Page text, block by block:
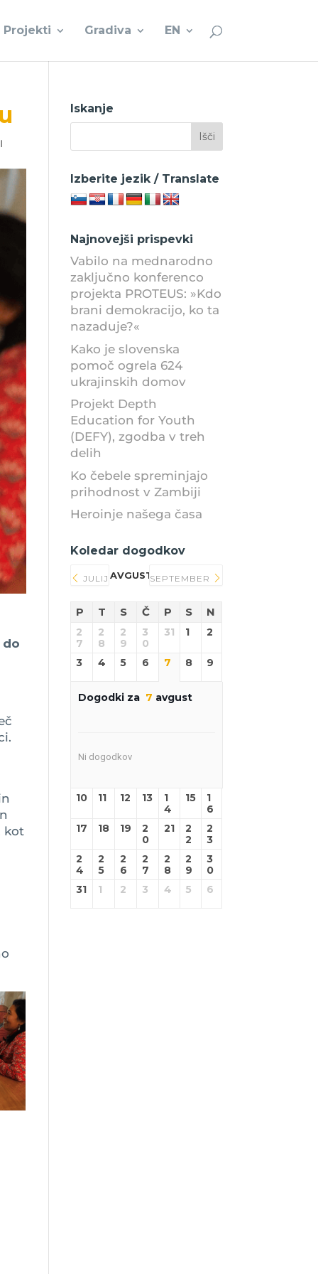
Projekti Gradiva EN
do
kot
Iskanje
Izberite jezik / Translate
Najnovejši prispevki
Vabilo na mednarodno
zaključno konferenco
projekta PROTEUS: »Kdo
brani demokracijo, ko ta
nazaduje?«
Kako je slovenska
pomoč ogrela 624
ukrajinskih domov
Projekt Depth
Education for Youth
(DEFY), zgodba v treh
delih
Ko čebele spreminjajo
prihodnost v Zambiji
Heroinje našega časa
Koledar dogodkov
JULIJ AVGUST 2026
SEPTEMBER
P T S Č P S N
2
7
2
8
2
9
3
0
31 1 2
3 4 5 6 7 8 9
Dogodki za 7 avgust
Ni dogodkov
10 11 12 13
1
4
15
1
6
17
18 19
2
0
21
2
2
2
3
2
4
2
5
2
6
2
7
2
8
2
9
3
0
31
1 2 3 4 5 6